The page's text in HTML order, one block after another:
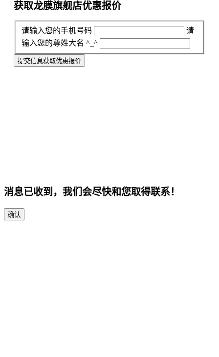
获取龙膜旗舰店优惠报价
请输入您的手机号码
请
输入您的尊姓大名 ^_^
提交信息获取优惠报价
消息已收到，我们会尽快和您取得联系！
确认